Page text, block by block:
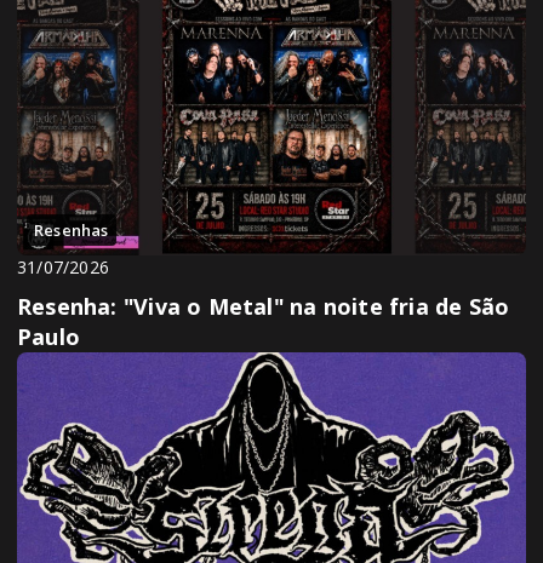
Resenhas
31/07/2026
Resenha: "Viva o Metal" na noite fria de São
Paulo